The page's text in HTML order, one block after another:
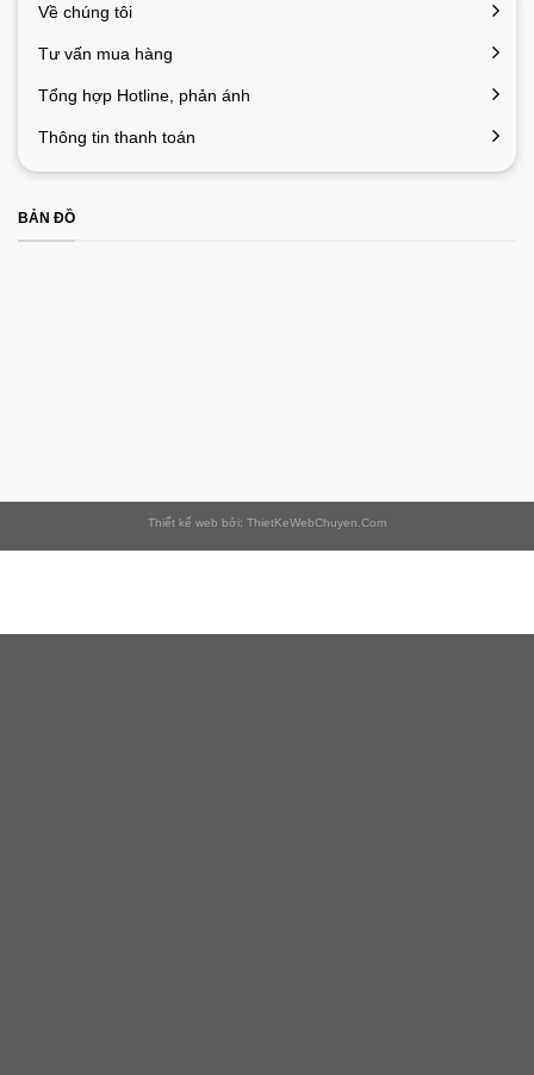
Về chúng tôi
Tư vấn mua hàng
Tổng hợp Hotline, phản ánh
Thông tin thanh toán
BẢN ĐỒ
Thiết kế web bởi: ThietKeWebChuyen.Com